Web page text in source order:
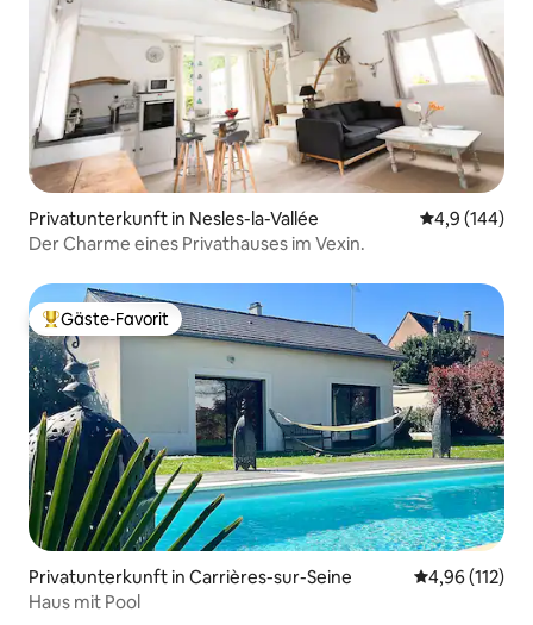
Privatunterkunft in Nesles-la-Vallée
4,9 (144)
Der Charme eines Privathauses im Vexin.
Beliebter Gäste-Favorit.
Gäste-Favorit
Privatunterkunft in Carrières-sur-Seine
4,96 (112)
Haus mit Pool